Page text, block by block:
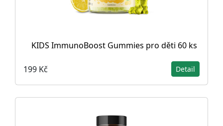
KIDS ImmunoBoost Gummies pro děti 60 ks
199 Kč Detail